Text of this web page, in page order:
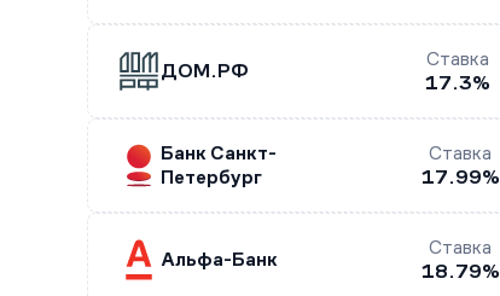
ДОМ.РФ
Ставка
17.3%
Банк Санкт-
Петербург
Ставка
17.99%
Альфа-Банк
Ставка
18.79%